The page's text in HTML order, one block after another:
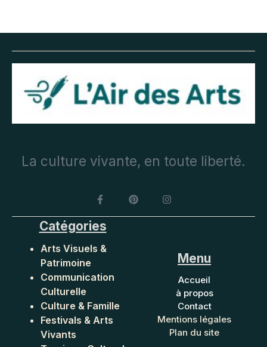
La culture vivante, en toute liberté.
Catégories
Arts Visuels &
Patrimoine
Communication
Culturelle
Culture & Famille
Festivals & Arts
Vivants
Menu
Accueil
à propos
Contact
Mentions légales
Plan du site